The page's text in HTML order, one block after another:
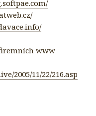
www
2005/11/22/216.asp